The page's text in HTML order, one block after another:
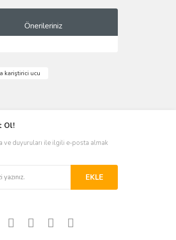
Önerileriniz
kariştirici ucu
Ol!
ve duyuruları ile ilgili e-posta almak
EKLE